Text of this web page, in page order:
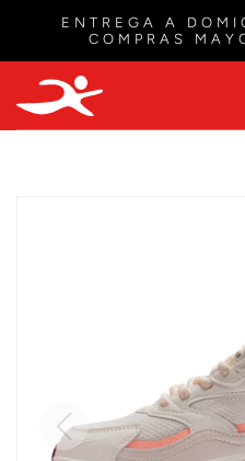
ENTREGA A
COMPRAS